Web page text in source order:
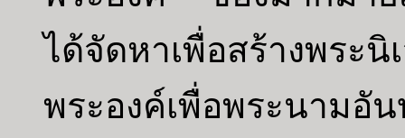
ได้จัดหาเพื่อสร้างพระ
พระองค์เพื่อพระนาม